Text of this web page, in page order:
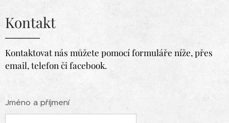
Kontakt
Kontaktovat nás můžete pomocí formuláře níže, přes
email, telefon či facebook.
Jméno a příjmení